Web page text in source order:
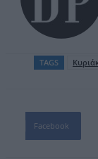
TAGS
Facebook